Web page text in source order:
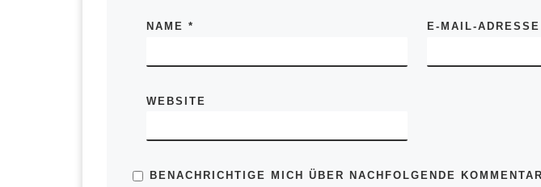
NAME * E-MAIL-
WEBSITE
BENACHRICHTIGE MICH ÜBER NACHFOLGENDE